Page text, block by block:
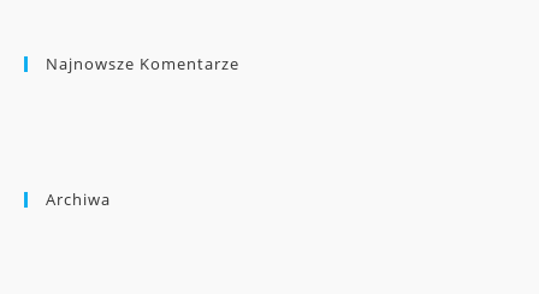
Najnowsze Komentarze
Archiwa